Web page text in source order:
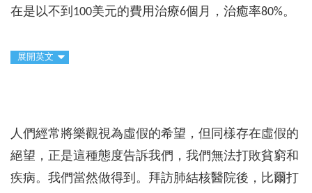
在是以不到100美元的費用治療6個月，治癒率80%。
展開英文
人們經常將樂觀視為虛假的希望，但同樣存在虛假的
絕望，正是這種態度告訴我們，我們無法打敗貧窮和
疾病。我們當然做得到。拜訪肺結核醫院後，比爾打